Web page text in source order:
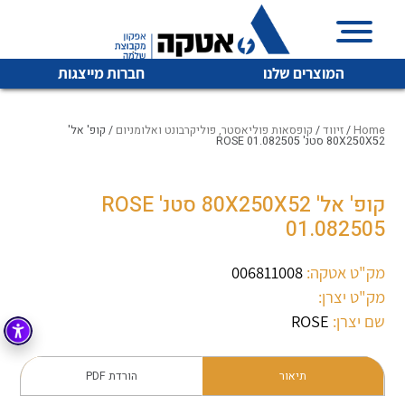
המוצרים שלנו חברות מייצגות
איכות | שרות | זמינות
אטקה בע”מ היא החברה הגדולה והמובילה בישראל בשיווק
מיתוג, בקרה , ואינסטלציה חשמלית ופעילה ב7 תחומים:
חשמל
קופסאות וארונות לחשמל, בקרה ואלקטרוניקה
לכל מוצרי היצרן לכל מוצרי היצרן
לכל מוצרי היצרן לכל מוצרי היצרן
Home
/זיווד/ קופסאות פוליאסטר, פוליקרבונט ואלומניום / קופ' אל'
80X250X52 סטנ' ROSE 01.082505
קופ' אל' 80X250X52 סטנ' ROSE
01.082505
מק"ט אטקה: 006811008
מק"ט יצרן:
שם יצרן: ROSE
תיאור הורדת PDF